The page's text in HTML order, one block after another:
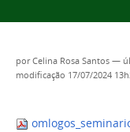
porCelina Rosa Santos —
modificação 17/07/2024